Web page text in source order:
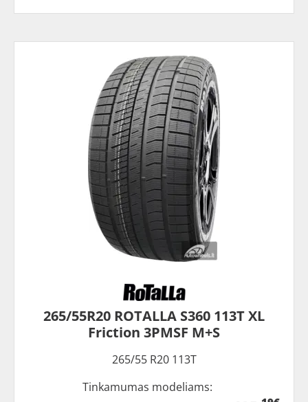
265/55R20 ROTALLA S360 113T XL
Friction 3PMSF M+S
265/55 R20 113T
Tinkamumas modeliams: